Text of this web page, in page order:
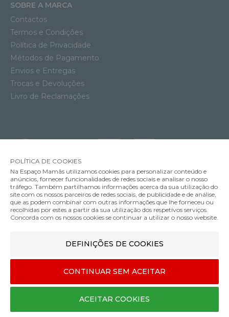
SOBRE A MARCA
Contactos
Termos e Condições
Política de Privacidade
Métodos de Pagamento
Envios e Entregas
Trocas e Devoluções
Livro de Reclamações
MÉTODOS DE ENVIO
MÉTODOS DE PAGAMENTO
Designed & developed by
©Espaço mamãs. Todos os direitos reservados
POLÍTICA DE COOKIES
Na Espaço Mamãs utilizamos cookies para personalizar conteúdo e
anúncios, fornecer funcionalidades de redes sociais e analisar o nosso
tráfego. Também partilhamos informações acerca da sua utilização do
site com os nossos parceiros de redes sociais, de publicidade e de análise,
que as podem combinar com outras informações que lhe forneceu ou
recolhidas por estes a partir da sua utilização dos respetivos serviços.
Concorda com os nossos cookies se continuar a utilizar o nosso website.
DEFINIÇÕES DE COOKIES
CONTINUAR SEM ACEITAR
ACEITAR COOKIES